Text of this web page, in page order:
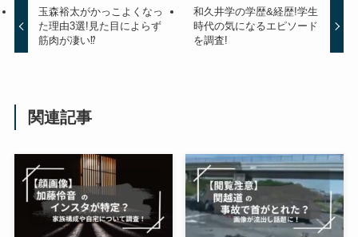
玉森裕太がかっこよくなっ
た理由3選!見た目によらず
筋肉が凄い⁉
和久井学の学歴&経歴!学生
時代の気になるエピソード
を調査!
関連記事